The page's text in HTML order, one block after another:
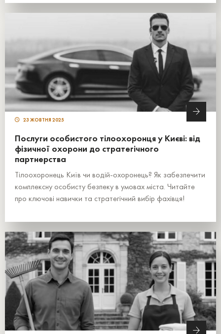
23 ЖОВТНЯ 2025
Послуги особистого тілоохоронця у Києві: від
фізичної охорони до стратегічного
партнерства
Тілоохоронець Київ чи водій-охоронець? Як забезпечити
комплексну особисту безпеку в умовах міста. Читайте
про ключові навички та стратегічний вибір фахівця!